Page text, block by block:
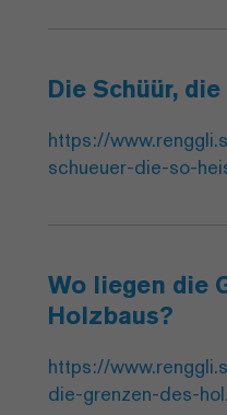
Die Schüür,
https://
schueuer-die-so-
Wo liegen die
Holzbaus?
https://
die-grenzen-des-